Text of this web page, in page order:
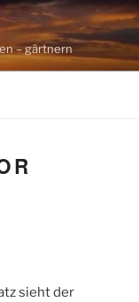
– gärtnern
sieht der